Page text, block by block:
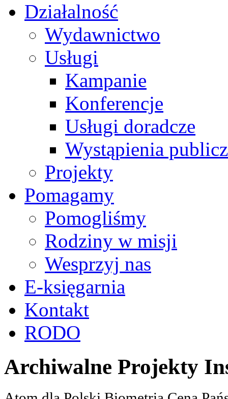
Działalność
Wydawnictwo
Usługi
Kampanie
Konferencje
Usługi doradcze
Wystąpienia
Projekty
Pomagamy
Pomogliśmy
Rodziny w misji
Wesprzyj nas
E-księgarnia
Kontakt
RODO
Archiwalne Projekty